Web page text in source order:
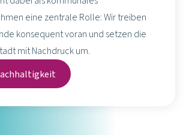
eine zentrale Rolle: Wir treiben
konsequent voran und setzen die
mit Nachdruck um.